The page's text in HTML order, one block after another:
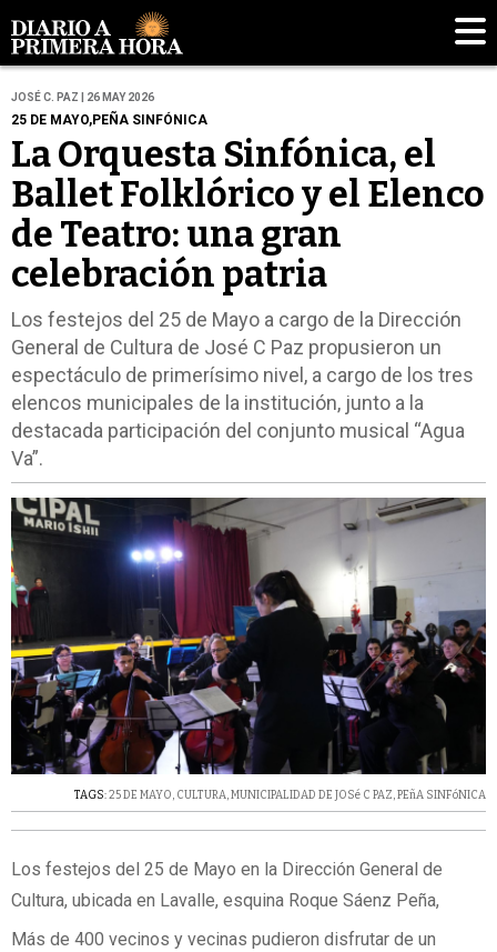
JOSÉ C. PAZ | 26 MAY 2026
25 DE MAYO,PEÑA SINFÓNICA
La Orquesta Sinfónica, el
Ballet Folklórico y el Elenco
de Teatro: una gran
celebración patria
Los festejos del 25 de Mayo a cargo de la Dirección
General de Cultura de José C Paz propusieron un
espectáculo de primerísimo nivel, a cargo de los tres
elencos municipales de la institución, junto a la
destacada participación del conjunto musical “Agua
Va”.
TAGS:25 DE MAYO, CULTURA,MUNICIPALIDAD DE JOSé C PAZ,PEñA SINFóNICA
Los festejos del 25 de Mayo en la Dirección General de
Cultura, ubicada en Lavalle, esquina Roque Sáenz Peña,
Más de 400 vecinos y vecinas pudieron disfrutar de un